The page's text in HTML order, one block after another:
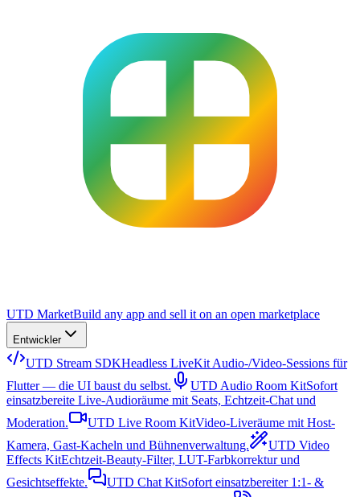
UTD MarketBuild any app and sell it on an open marketplace
Entwickler
UTD Stream SDKHeadless LiveKit Audio-/Video-Sessions für
Flutter — die UI baust du selbst.
UTD Audio Room KitSofort
einsatzbereite Live-Audioräume mit Seats, Echtzeit-Chat und
Moderation.
UTD Live Room KitVideo-Liveräume mit Host-
Kamera, Gast-Kacheln und Bühnenverwaltung.
UTD Video
Effects KitEchtzeit-Beauty-Filter, LUT-Farbkorrektur und
Gesichtseffekte.
UTD Chat KitSofort einsatzbereiter 1:1- &